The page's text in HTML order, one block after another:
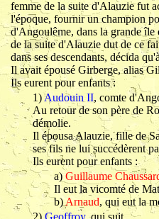
femme de la suite d'Alauzie fut
l'époque, fournir un champion
d'Angoulême, dans la grande île
de la suite d'Alauzie dut de ce
dans ses descendants, décida
Il avait épousé Girberge, alias
Ils eurent pour enfants :
1)Audouin II, comte
Au retour de son père de
démolie.
Il épousa Alauzie, fille de
ses fils ne lui succédèrent
Ils eurent pour enfants :
a) Guillaume
Il eut la vicomté de
b)Arnaud, qui eut la
2)Geoffroy, qui suit.